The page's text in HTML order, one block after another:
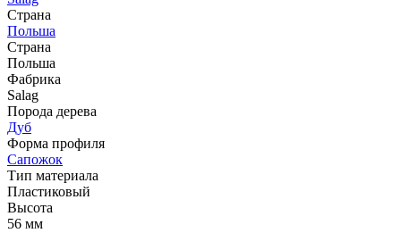
Страна
Польша
Страна
Польша
Фабрика
Salag
Порода дерева
Дуб
Форма профиля
Сапожок
Тип материала
Пластиковый
Высота
56 мм